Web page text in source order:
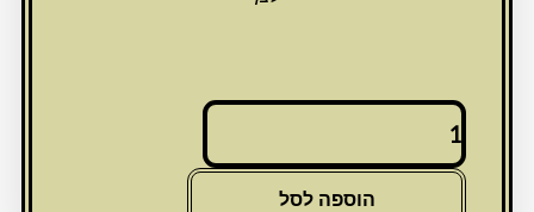
הוספה לסל